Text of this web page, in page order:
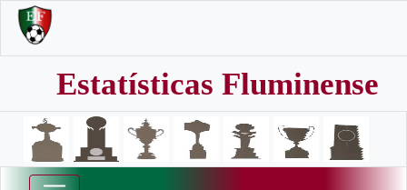
Estatísticas Fluminense